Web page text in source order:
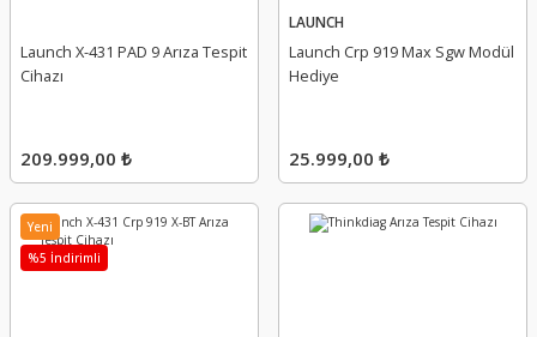
Launch X-431 PAD 9 Arıza Tespit
Cihazı
209.999,00 ₺
LAUNCH
Launch Crp 919 Max Sgw Modül
Hediye
25.999,00 ₺
Yeni
%5 İndirimli